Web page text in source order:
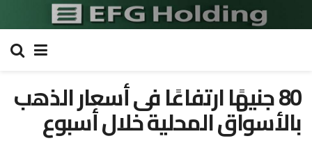
80 جنيهًا ارتفاعًا فى أسعار الذهب
بالأسواق المحلية خلال أسبوع